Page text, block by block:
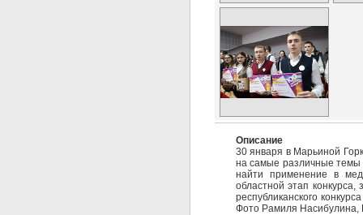
Описание
30 января в Марьиной
на самые различные темы
найти применение в
областной этап
республиканского
Фото Рамиля Насибулина,